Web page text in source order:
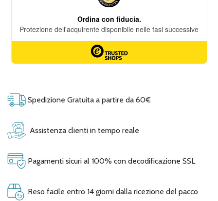
Spedizione Gratuita a partire da 60€
Assistenza clienti in tempo reale
Pagamenti sicuri al 100% con decodificazione SSL
Reso facile entro 14 giorni dalla ricezione del pacco